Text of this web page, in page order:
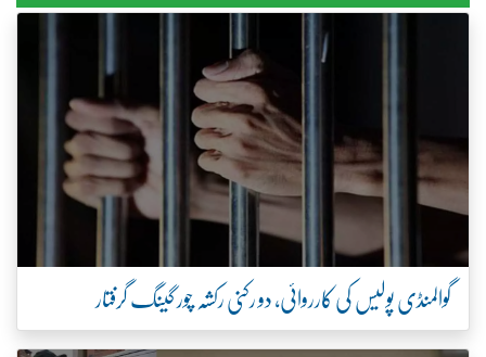
گوالمنڈی پولیس کی کارروائی، دو رکنی رکشہ چور گینگ گرفتار